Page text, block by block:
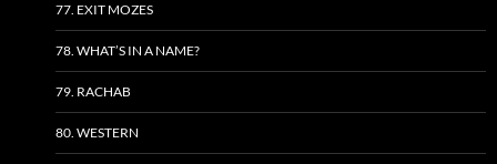
77. EXIT MOZES
78. WHAT’S IN A NAME?
79. RACHAB
80. WESTERN